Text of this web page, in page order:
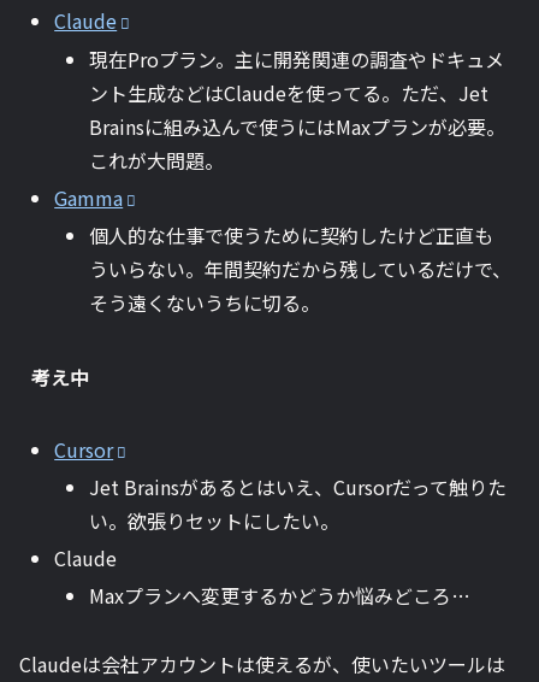
Claude
現在Proプラン。主に開発関連の調査やドキュメ
ント生成などはClaudeを使ってる。ただ、Jet
Brainsに組み込んで使うにはMaxプランが必要。
これが大問題。
Gamma
個人的な仕事で使うために契約したけど正直も
ういらない。年間契約だから残しているだけで、
そう遠くないうちに切る。
考え中
Cursor
Jet Brainsがあるとはいえ、Cursorだって触りた
い。欲張りセットにしたい。
Claude
Maxプランへ変更するかどうか悩みどころ…
Claudeは会社アカウントは使えるが、使いたいツールは